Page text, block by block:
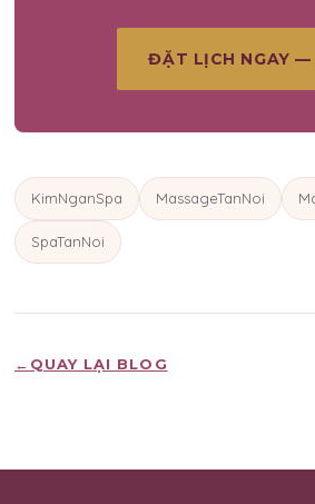
ĐẶT LỊCH NGAY
KimNganSpa MassageTanNoi
SpaTanNoi
← QUAY LẠI BLOG